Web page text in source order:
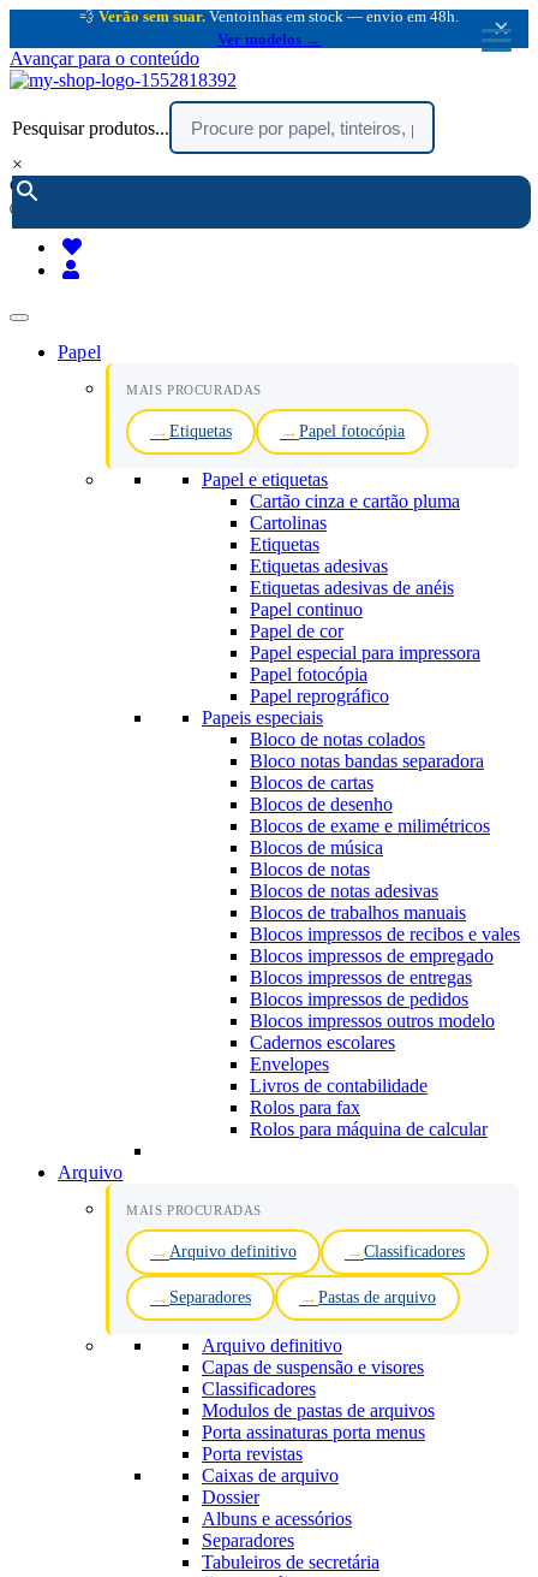
💨 Verão sem suar. Ventoinhas em stock — envio em 48h.
Ver modelos →
×
Avançar para o conteúdo
Pesquisar produtos...
×
encomendar por telefone :
(chamada rede fixa nacional)
Papel
MAIS PROCURADAS
Etiquetas Papel fotocópia
Papel e etiquetas
Cartão cinza e cartão pluma
Cartolinas
Etiquetas
Etiquetas adesivas
Etiquetas adesivas de anéis
Papel continuo
Papel de cor
Papel especial para impressora
Papel fotocópia
Papel reprográfico
Papeis especiais
Bloco de notas colados
Bloco notas bandas separadora
Blocos de cartas
Blocos de desenho
Blocos de exame e milimétricos
Blocos de música
Blocos de notas
Blocos de notas adesivas
Blocos de trabalhos manuais
Blocos impressos de recibos e vales
Blocos impressos de empregado
Blocos impressos de entregas
Blocos impressos de pedidos
Blocos impressos outros modelo
Cadernos escolares
Envelopes
Livros de contabilidade
Rolos para fax
Rolos para máquina de calcular
Arquivo
MAIS PROCURADAS
Arquivo definitivo Classificadores
Separadores Pastas de arquivo
Arquivo definitivo
Capas de suspensão e visores
Classificadores
Modulos de pastas de arquivos
Porta assinaturas porta menus
Porta revistas
Caixas de arquivo
Dossier
Albuns e acessórios
Separadores
Tabuleiros de secretária